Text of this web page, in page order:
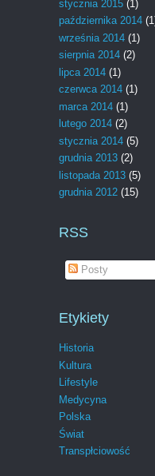
stycznia 2015 (1)
października 2014
września 2014 (1)
sierpnia 2014 (2)
lipca 2014 (1)
czerwca 2014 (1)
marca 2014 (1)
lutego 2014 (2)
stycznia 2014 (5)
grudnia 2013 (2)
listopada 2013 (5)
grudnia 2012 (15)
RSS
Posty
Etykiety
Historia
Kultura
Lifestyle
Medycyna
Polska
Świat
Transpłciowość